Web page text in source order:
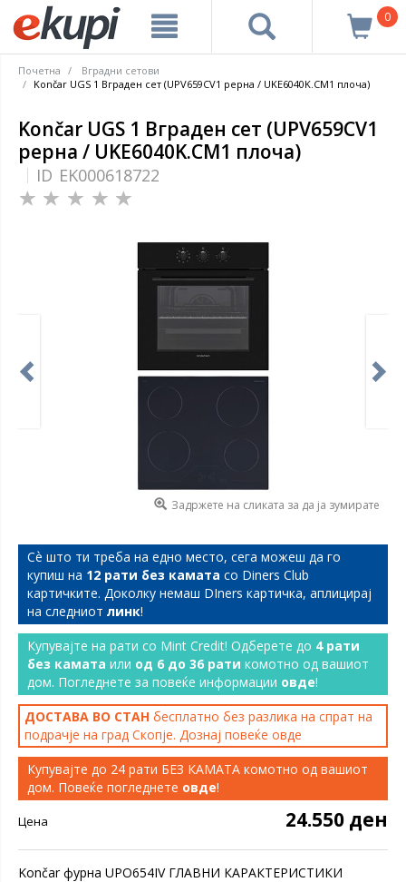
0
Почетна
Вградни сетови
Končar UGS 1 Вграден сет (UPV659CV1 рерна / UKE6040K.CM1 плоча)
Končar UGS 1 Вграден сет (UPV659CV1
рерна / UKE6040K.CM1 плоча)
ID EK000618722
Задржете на сликата за да ја зумирате
Сѐ што ти треба на едно место, сега можеш да го
купиш на 12 рати без камата со Diners Club
картичките. Доколку немаш DIners картичка, аплицирај
на следниот линк!
Купувајте на рати со Mint Credit! Одберете до 4 рати
без камата или од 6 до 36 рати комотно од вашиот
дом. Погледнете за повеќе информации овде!
ДОСТАВА ВО СТАН бесплатно без разлика на спрат на
подрачје на град Скопје. Дознај повеќе овде
Купувајте до 24 рати БЕЗ КАМАТА комотно од вашиот
дом. Повеќе погледнете овде!
Цена 24.550 ден
Končar фурна UPO654IV ГЛАВНИ КАРАКТЕРИСТИКИ